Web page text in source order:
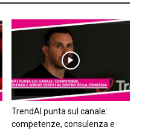
TrendAI punta sul canale:
competenze, consulenza e